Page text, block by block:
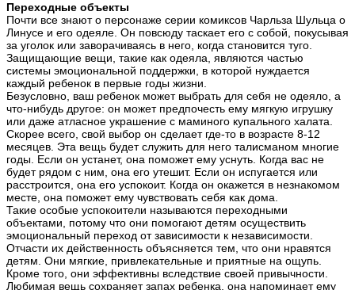
Переходные объекты
Почти все знают о персонаже серии комиксов Чарльза Шульца о
Линусе и его одеяле. Он повсюду таскает его с собой, покусывая
за уголок или заворачиваясь в него, когда становится туго.
Защищающие вещи, такие как одеяла, являются частью
системы эмоциональной поддержки, в которой нуждается
каждый ребенок в первые годы жизни.
Безусловно, ваш ребенок может выбрать для себя не одеяло, а
что-нибудь другое: он может предпочесть ему мягкую игрушку
или даже атласное украшение с маминого купального халата.
Скорее всего, свой выбор он сделает где-то в возрасте 8-12
месяцев. Эта вещь будет служить для него талисманом многие
годы. Если он устанет, она поможет ему уснуть. Когда вас не
будет рядом с ним, она его утешит. Если он испугается или
расстроится, она его успокоит. Когда он окажется в незнакомом
месте, она поможет ему чувствовать себя как дома.
Такие особые успокоители называются переходными
объектами, потому что они помогают детям осуществить
эмоциональный переход от зависимости к независимости.
Отчасти их действенность объясняется тем, что они нравятся
детям. Они мягкие, привлекательные и приятные на ощупь.
Кроме того, они эффективны вследствие своей привычности.
Любимая вещь сохраняет запах ребенка, она напоминает ему